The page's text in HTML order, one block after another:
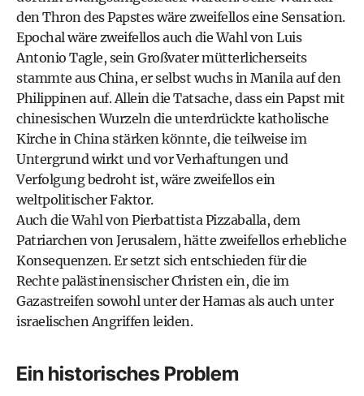
den Thron des Papstes wäre zweifellos eine Sensation.
Epochal wäre zweifellos auch die Wahl von Luis
Antonio Tagle, sein Großvater mütterlicherseits
stammte aus China, er selbst wuchs in Manila auf den
Philippinen auf. Allein die Tatsache, dass ein Papst mit
chinesischen Wurzeln die unterdrückte katholische
Kirche in China stärken könnte, die teilweise im
Untergrund wirkt und vor Verhaftungen und
Verfolgung bedroht ist, wäre zweifellos ein
weltpolitischer Faktor.
Auch die Wahl von Pierbattista Pizzaballa, dem
Patriarchen von Jerusalem, hätte zweifellos erhebliche
Konsequenzen. Er setzt sich entschieden für die
Rechte palästinensischer Christen ein, die im
Gazastreifen sowohl unter der Hamas als auch unter
israelischen Angriffen leiden.
Ein historisches Problem